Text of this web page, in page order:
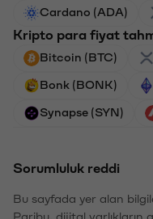
Cardano (ADA)
Kripto para fiyat
Bitcoin (BTC)
Bonk (BONK)
Synapse (SYN)
Sorumluluk reddi
Bu sayfada yer alan
Paribu, dijital varlıkların